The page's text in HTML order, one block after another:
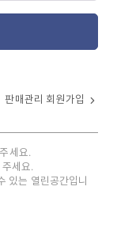
판매관리 회원가입
세요.
세요.
있는 열린공간입니